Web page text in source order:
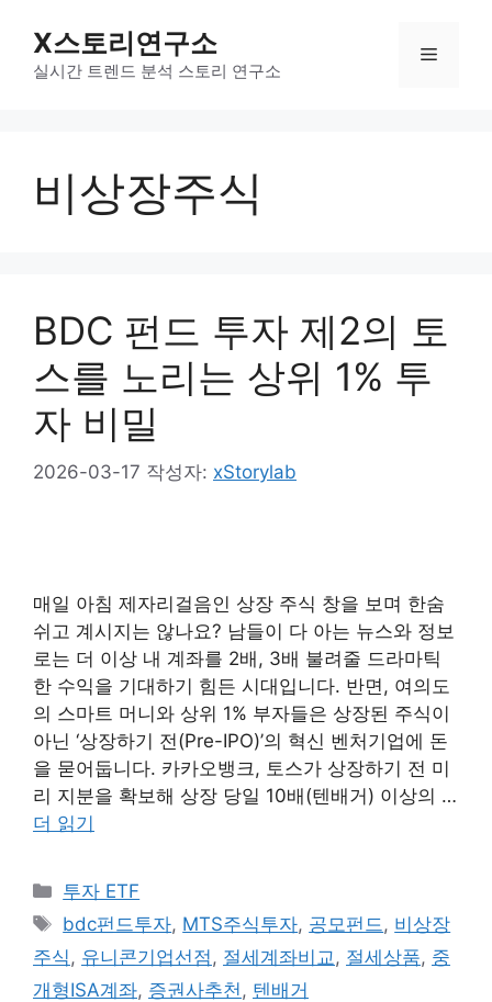
X스토리연구소
실시간 트렌드 분석 스토리 연구소
메
비상장주식
BDC 펀드 투자 제2의 토
스를 노리는 상위 1% 투
자 비밀
2026-03-17 작성자: xStorylab
매일 아침 제자리걸음인 상장 주식 창을 보며 한숨
쉬고 계시지는 않나요? 남들이 다 아는 뉴스와 정보
로는 더 이상 내 계좌를 2배, 3배 불려줄 드라마틱
한 수익을 기대하기 힘든 시대입니다. 반면, 여의도
의 스마트 머니와 상위 1% 부자들은 상장된 주식이
아닌 ‘상장하기 전(Pre-IPO)’의 혁신 벤처기업에 돈
을 묻어둡니다. 카카오뱅크, 토스가 상장하기 전 미
리 지분을 확보해 상장 당일 10배(텐배거) 이상의 …
더 읽기
카
테
리
투자 ETF
태
그
bdc펀드투자, MTS주식투자, 공모펀드 , 비상장
주식 , 유니콘기업선점 , 절세계좌비교 , 절세상품, 중
개형ISA계좌, 증권사추천 , 텐배거